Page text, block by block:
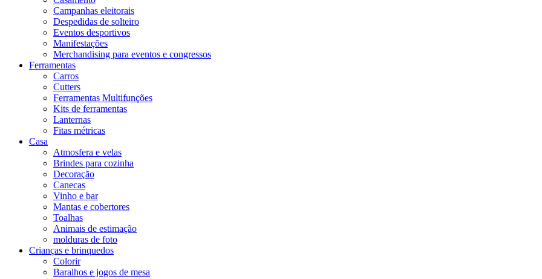
Campanhas eleitorais
Despedidas de solteiro
Eventos desportivos
Manifestações
Merchandising para eventos e congressos
Ferramentas
Carros
Cutters
Ferramentas Multifunções
Kits de ferramentas
Lanternas
Fitas métricas
Casa
Atmosfera e velas
Brindes para cozinha
Decoração
Canecas
Vinho e bar
Mantas e cobertores
Toalhas
Animais de estimação
molduras de foto
Crianças e brinquedos
Colorir
Baralhos e jogos de mesa